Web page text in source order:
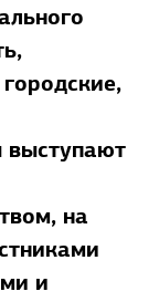
выступают
на
и